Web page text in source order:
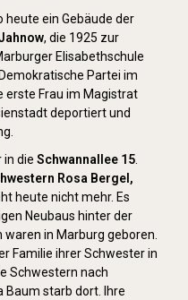
heute ein Gebäude der
, die 1925 zur
Elisabethschule
Partei im
erste Frau im Magistrat
deportiert und
in die Schwannallee 15
Rosa Bergel,
heute nicht mehr. Es
Neubaus hinter der
in Marburg geboren.
Familie ihrer Schwester in
Schwestern nach
starb dort. Ihre